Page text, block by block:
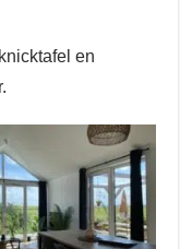
en